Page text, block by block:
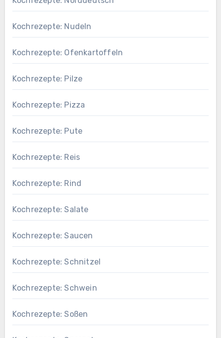
Kochrezepte: Nudeln
Kochrezepte: Ofenkartoffeln
Kochrezepte: Pilze
Kochrezepte: Pizza
Kochrezepte: Pute
Kochrezepte: Reis
Kochrezepte: Rind
Kochrezepte: Salate
Kochrezepte: Saucen
Kochrezepte: Schnitzel
Kochrezepte: Schwein
Kochrezepte: Soßen